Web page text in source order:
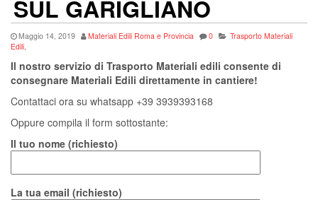
SUL GARIGLIANO
Maggio 14, 2019 Materiali Edili Roma e Provincia 0
Trasporto Materiali
Edili,
Il nostro servizio di Trasporto Materiali edili consente di
consegnare Materiali Edili direttamente in cantiere!
Contattaci ora su whatsapp +39 3939393168
Oppure compila il form sottostante:
Il tuo nome (richiesto)
La tua email (richiesto)